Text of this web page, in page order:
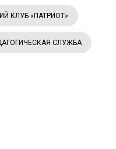
КЛУБ «ПАТРИОТ»
СЛУЖБА